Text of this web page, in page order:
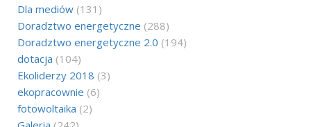
Dla mediów (131)
Doradztwo energetyczne (288)
Doradztwo energetyczne 2.0 (194)
dotacja (104)
Ekoliderzy 2018 (3)
ekopracownie (6)
fotowoltaika (2)